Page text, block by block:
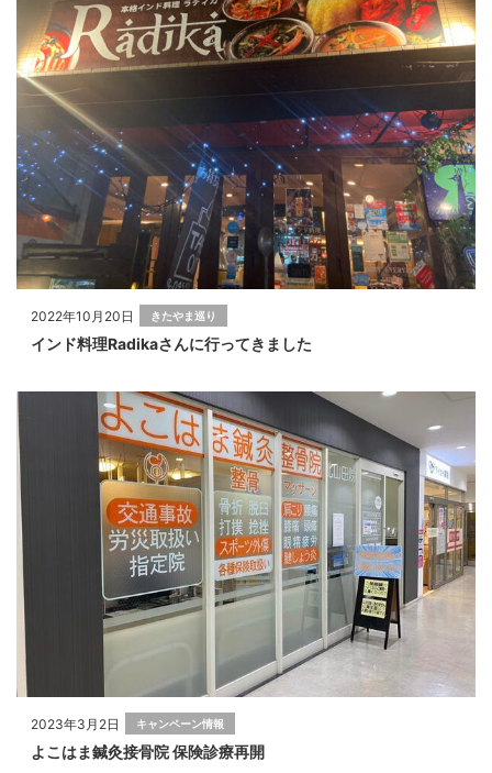
2022年10月20日 きたやま巡り
インド料理Radikaさんに行ってきました
2023年3月2日 キャンペーン情報
よこはま鍼灸接骨院 保険診療再開